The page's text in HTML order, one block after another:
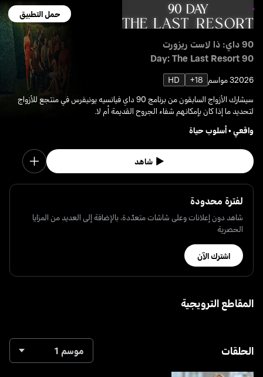
حمل التطبيق
90 داي: ذا لاست ريزورت
90 Day: The Last Resort
20263 مواسم 18+
HD
سيشارك الأزواج السابقون من برنامج 90 داي فيانسيه يونيفرس في منتجع للأزواج
لتحديد ما إذا كان بإمكانهم شفاء الجروح القديمة أم لا.
واقعي •أسلوب حياة
شاهد
لفترة محدودة
شاهد دون إعلانات وعلى شاشات متعدّدة، بالإضافة إلى العديد من المزايا
الحصرية
اشترك الآن
المقاطع الترويجية
الحلقات موسم 1